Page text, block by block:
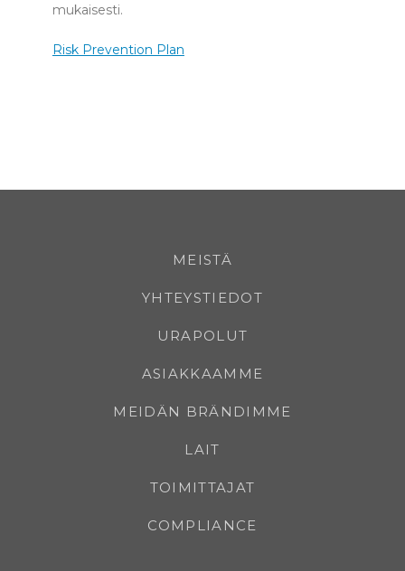
mukaisesti.
Risk Prevention Plan
MEISTÄ
YHTEYSTIEDOT
URAPOLUT
ASIAKKAAMME
MEIDÄN BRÄNDIMME
LAIT
TOIMITTAJAT
COMPLIANCE